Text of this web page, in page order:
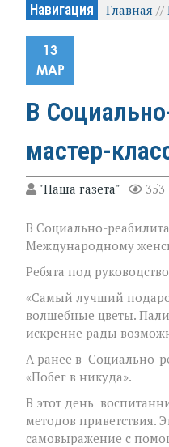
Навигация Главная //
13
МАР
В
мастер-
"Наша газета" 353
В Социально-
Международному
Ребята под
«Самый лучший
волшебные цветы.
искренне рады
А ранее в Социально-
«Побег в никуда».
В этот день
методов приветствия.
самовыражение с